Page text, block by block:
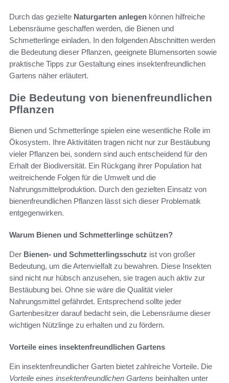
Durch das gezielte Naturgarten anlegen können hilfreiche
Lebensräume geschaffen werden, die Bienen und
Schmetterlinge einladen. In den folgenden Abschnitten werden
die Bedeutung dieser Pflanzen, geeignete Blumensorten sowie
praktische Tipps zur Gestaltung eines insektenfreundlichen
Gartens näher erläutert.
Die Bedeutung von bienenfreundlichen
Pflanzen
Bienen und Schmetterlinge spielen eine wesentliche Rolle im
Ökosystem. Ihre Aktivitäten tragen nicht nur zur Bestäubung
vieler Pflanzen bei, sondern sind auch entscheidend für den
Erhalt der Biodiversität. Ein Rückgang ihrer Population hat
weitreichende Folgen für die Umwelt und die
Nahrungsmittelproduktion. Durch den gezielten Einsatz von
bienenfreundlichen Pflanzen lässt sich dieser Problematik
entgegenwirken.
Warum Bienen und Schmetterlinge schützen?
Der Bienen- und Schmetterlingsschutz ist von großer
Bedeutung, um die Artenvielfalt zu bewahren. Diese Insekten
sind nicht nur hübsch anzusehen, sie tragen auch aktiv zur
Bestäubung bei. Ohne sie wäre die Qualität vieler
Nahrungsmittel gefährdet. Entsprechend sollte jeder
Gartenbesitzer darauf bedacht sein, die Lebensräume dieser
wichtigen Nützlinge zu erhalten und zu fördern.
Vorteile eines insektenfreundlichen Gartens
Ein insektenfreundlicher Garten bietet zahlreiche Vorteile. Die
Vorteile eines insektenfreundlichen Gartens beinhalten unter